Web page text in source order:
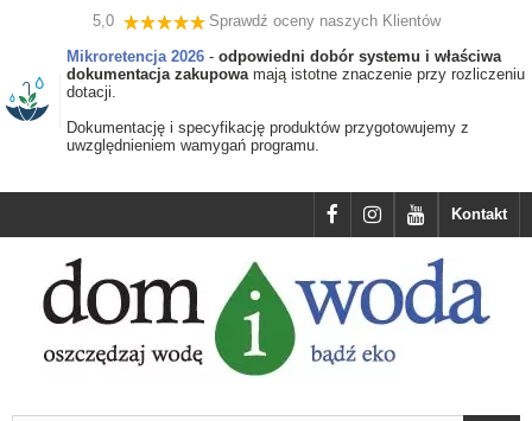
5,0
Sprawdź oceny naszych Klientów
Mikroretencja 2026 - odpowiedni dobór systemu i właściwa
dokumentacja zakupowamają istotne znaczenie przy rozliczeniu
dotacji.
Dokumentację i specyfikację produktów przygotowujemy z
uwzględnieniem wamygań programu.
Kontakt